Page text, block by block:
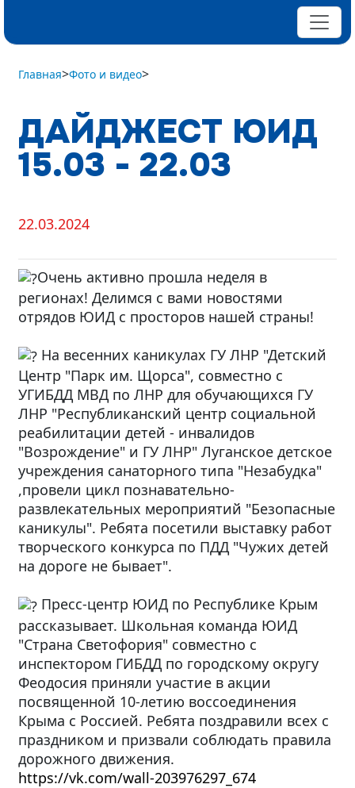
Главная>Фото и видео>
ДАЙДЖЕСТ ЮИД
15.03 - 22.03
22.03.2024
Очень активно прошла неделя в
регионах! Делимся с вами новостями
отрядов ЮИД с просторов нашей страны!
На весенних каникулах ГУ ЛНР "Детский
Центр "Парк им. Щорса", совместно с
УГИБДД МВД по ЛНР для обучающихся ГУ
ЛНР "Республиканский центр социальной
реабилитации детей - инвалидов
"Возрождение" и ГУ ЛНР"Луганское детское
учреждения санаторного типа "Незабудка"
,провели цикл познавательно-
развлекательных мероприятий "Безопасные
каникулы". Ребята посетили выставку работ
творческого конкурса по ПДД "Чужих детей
на дороге не бывает".
Пресс-центр ЮИД по Республике Крым
рассказывает. Школьная команда ЮИД
"Страна Светофория" совместно с
инспектором ГИБДД по городскому округу
Феодосия приняли участие в акции
посвященной 10-летию воссоединения
Крыма с Россией. Ребята поздравили всех с
праздником и призвали соблюдать правила
дорожного движения.
https://vk.com/wall-203976297_674